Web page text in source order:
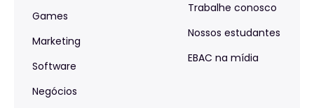
Games
Marketing
Software
Negócios
Trabalhe conosco
Nossos estudantes
EBAC na mídia